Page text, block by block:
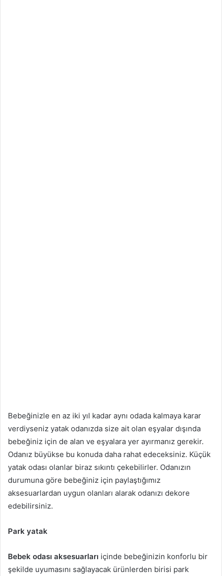
Bebeğinizle en az iki yıl kadar aynı odada kalmaya karar
verdiyseniz yatak odanızda size ait olan eşyalar dışında
bebeğiniz için de alan ve eşyalara yer ayırmanız gerekir.
Odanız büyükse bu konuda daha rahat edeceksiniz. Küçük
yatak odası olanlar biraz sıkıntı çekebilirler. Odanızın
durumuna göre bebeğiniz için paylaştığımız
aksesuarlardan uygun olanları alarak odanızı dekore
edebilirsiniz.
Park yatak
Bebek odası aksesuarları içinde bebeğinizin konforlu bir
şekilde uyumasını sağlayacak ürünlerden birisi park